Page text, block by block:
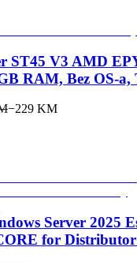
ST45 V3 AMD
RAM, Bez OS-a,
−229KM
Server 2025
for Distributor